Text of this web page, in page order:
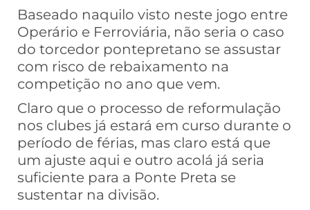
Baseado naquilo visto neste jogo entre
Operário e Ferroviária, não seria o caso
do torcedor pontepretano se assustar
com risco de rebaixamento na
competição no ano que vem.
Claro que o processo de reformulação
nos clubes já estará em curso durante o
período de férias, mas claro está que
um ajuste aqui e outro acolá já seria
suficiente para a Ponte Preta se
sustentar na divisão.